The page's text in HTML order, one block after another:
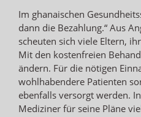
Im ghanaischen
dann die Bezahlung.“ Aus
scheuten sich viele Eltern,
Mit den kostenfreien
ändern. Für die nötigen
wohlhabendere Patienten
ebenfalls versorgt werden.
Mediziner für seine Pläne